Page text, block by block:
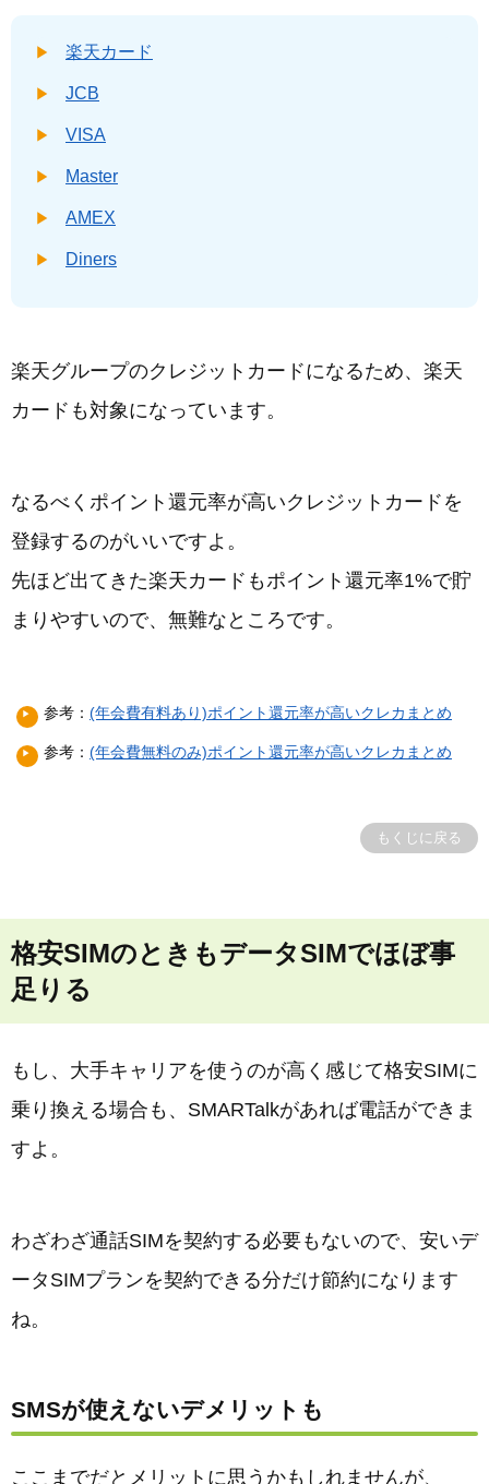
楽天カード
JCB
VISA
Master
AMEX
Diners
楽天グループのクレジットカードになるため、楽天
カードも対象になっています。
なるべくポイント還元率が高いクレジットカードを
登録するのがいいですよ。
先ほど出てきた楽天カードもポイント還元率1%で貯
まりやすいので、無難なところです。
参考： (年会費有料あり)ポイント還元率が高いクレカまとめ
参考： (年会費無料のみ)ポイント還元率が高いクレカまとめ
もくじに戻る
格安SIMのときもデータSIMでほぼ事
足りる
もし、大手キャリアを使うのが高く感じて格安SIMに
乗り換える場合も、SMARTalkがあれば電話ができま
すよ。
わざわざ通話SIMを契約する必要もないので、安いデ
ータSIMプランを契約できる分だけ節約になります
ね。
SMSが使えないデメリットも
ここまでだとメリットに思うかもしれませんが、